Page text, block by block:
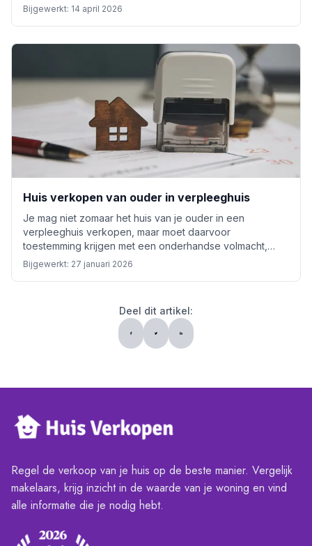
Bijgewerkt: 14 april 2026
Huis verkopen van ouder in verpleeghuis
Je mag niet zomaar het huis van je ouder in een
verpleeghuis verkopen, maar moet daarvoor
toestemming krijgen met een onderhandse volmacht,
notariële...
Bijgewerkt: 27 januari 2026
Deel dit artikel:
Regel de verkoop van je huis op de beste manier. Vergelijk
makelaars, krijg inzicht in de waarde van je woning en vind
alle informatie die je nodig hebt.